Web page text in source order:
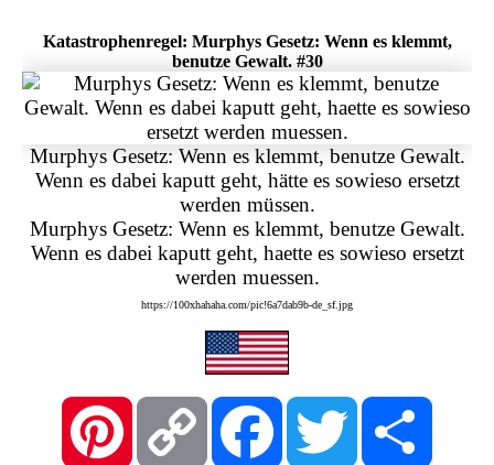
Katastrophenregel: Murphys Gesetz: Wenn es klemmt,
benutze Gewalt. #30
Murphys Gesetz: Wenn es klemmt, benutze Gewalt.
Wenn es dabei kaputt geht, hätte es sowieso ersetzt
werden müssen.
Murphys Gesetz: Wenn es klemmt, benutze Gewalt.
Wenn es dabei kaputt geht, haette es sowieso ersetzt
werden muessen.
https://100xhahaha.com/pic!6a7dab9b-de_sf.jpg
Pinterest Copy
Link
FacebookTwitter